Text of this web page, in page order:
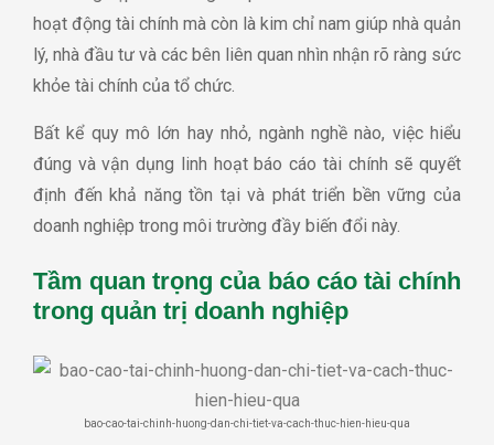
hoạt động tài chính mà còn là kim chỉ nam giúp nhà quản
lý, nhà đầu tư và các bên liên quan nhìn nhận rõ ràng sức
khỏe tài chính của tổ chức.
Bất kể quy mô lớn hay nhỏ, ngành nghề nào, việc hiểu
đúng và vận dụng linh hoạt báo cáo tài chính sẽ quyết
định đến khả năng tồn tại và phát triển bền vững của
doanh nghiệp trong môi trường đầy biến đổi này.
Tầm quan trọng của báo cáo tài chính
trong quản trị doanh nghiệp
bao-cao-tai-chinh-huong-dan-chi-tiet-va-cach-thuc-hien-hieu-qua